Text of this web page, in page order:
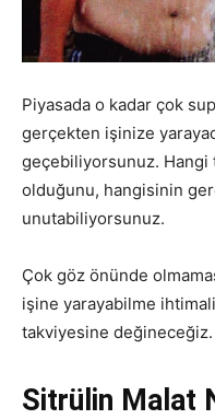
Piyasada o kadar çok
gerçekten işinize
geçebiliyorsunuz. Hangi
olduğunu, hangisinin
unutabiliyorsunuz.
Çok göz önünde
işine yarayabilme
takviyesine değineceğiz.
Sitrülin Malat